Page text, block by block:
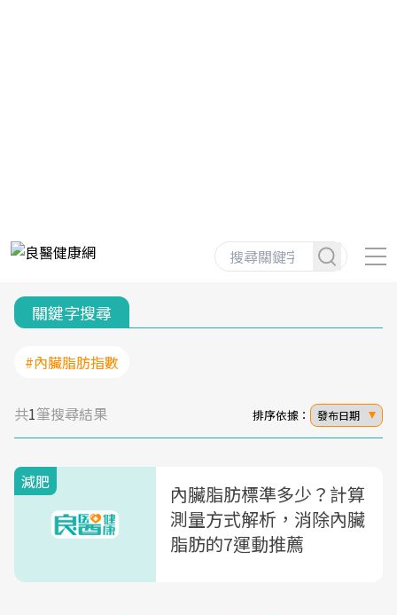
關鍵字搜尋
#內臟脂肪指數
共1筆搜尋結果 排序依據： 發布日期
減肥
內臟脂肪標準多少？計算
測量方式解析，消除內臟
脂肪的7運動推薦